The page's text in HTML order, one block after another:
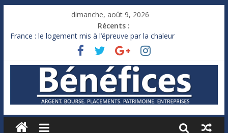
dimanche, août 9, 2026
Récents :
France : le logement mis à l’épreuve par la chaleur
Des milliards de dollars de droits de douane déjà remboursés
Royaume-Uni : Andy Burnham recule sur l’impôt
Xavier Niel, le milliardaire qui ne touche presque rien
Ruée des fortunes russes vers l’étranger